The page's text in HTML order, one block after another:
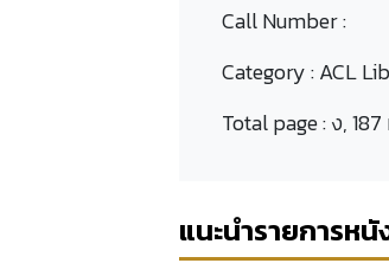
Call Number :
Category :ACL
Total page :ง,
แนะนำรายการห